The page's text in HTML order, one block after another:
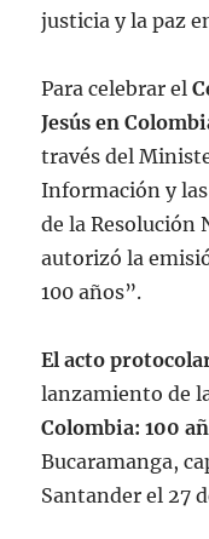
justicia y la paz
Para celebrar el
Jesús en
través del
Información y
de la Resolución
autorizó la
100 años”.
El acto
lanzamiento de
Colombia: 100
Bucaramanga,
Santander el 27